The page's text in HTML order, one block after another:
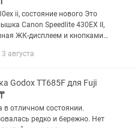
ii, состояние нового Это
Canon Speedlite 430EX II,
ЖК-дисплеем и кнопками
предназначено для
августа
Godox TT685F для Fuji
в отличном состоянии.
редко и бережно. Нет